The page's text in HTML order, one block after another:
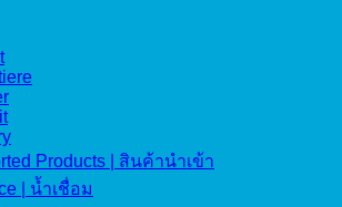
Products | สินค้านำเข้า
| น้ำเชื่อม